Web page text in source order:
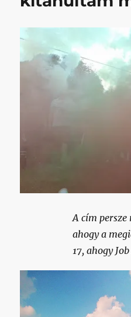
A cím
ahogy a
17, ahogy